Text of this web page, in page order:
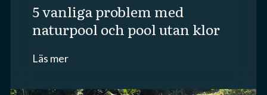
5 vanliga problem med
naturpool och pool utan klor
Läs mer